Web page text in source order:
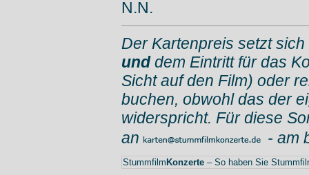
N.N.
Der Kartenpreis setzt
unddem Eintritt für das
Sicht auf den Film) oder
buchen, obwohl das der
widerspricht. Für diese
an
- am
StummfilmKonzerte – So haben Sie